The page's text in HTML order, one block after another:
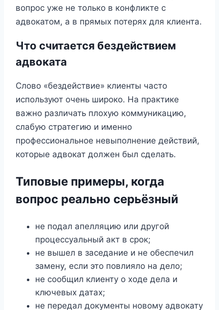
вопрос уже не только в конфликте с
адвокатом, а в прямых потерях для клиента.
Что считается бездействием
адвоката
Слово «бездействие» клиенты часто
используют очень широко. На практике
важно различать плохую коммуникацию,
слабую стратегию и именно
профессиональное невыполнение действий,
которые адвокат должен был сделать.
Типовые примеры, когда
вопрос реально серьёзный
не подал апелляцию или другой
процессуальный акт в срок;
не вышел в заседание и не обеспечил
замену, если это повлияло на дело;
не сообщил клиенту о ходе дела и
ключевых датах;
не передал документы новому адвокату